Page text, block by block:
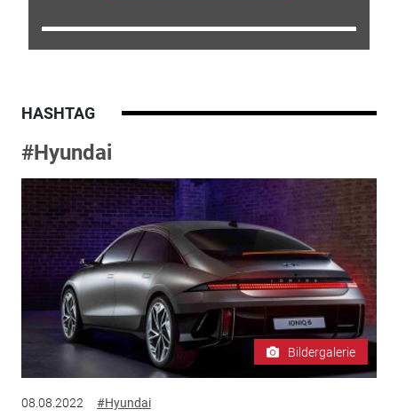
HASHTAG
#Hyundai
Bildergalerie
08.08.2022 #Hyundai